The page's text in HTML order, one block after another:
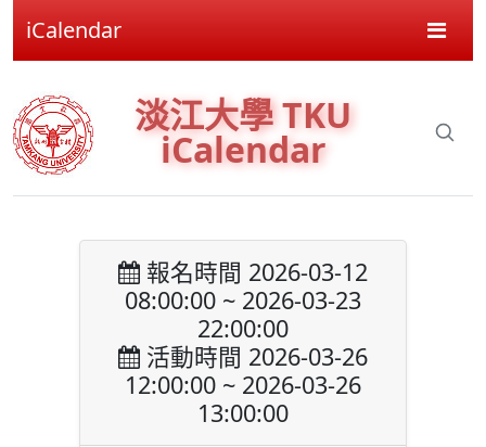
iCalendar
淡江大學 TKU
iCalendar
報名時間 2026-03-12
08:00:00 ~ 2026-03-23
22:00:00
活動時間 2026-03-26
12:00:00 ~ 2026-03-26
13:00:00